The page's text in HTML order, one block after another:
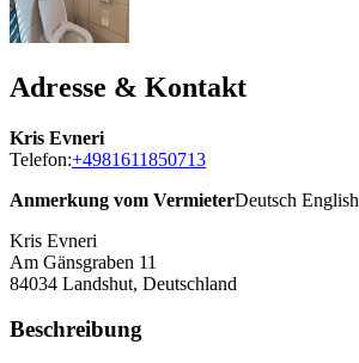
Adresse & Kontakt
Kris Evneri
Telefon:+4981611850713
Anmerkung vom VermieterDeutsch English
Kris Evneri
Am Gänsgraben 11
84034 Landshut, Deutschland
Beschreibung